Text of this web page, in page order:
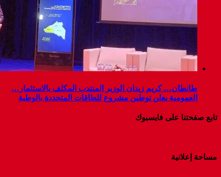
طانطان… كريم زيدان الوزير المنتدب المكلف بالاستثمار…
العمومية يعلن توطين مشروع للطاقات المتجددة بالوطية
تابع صفحتنا على فايسبوك
مساحة إعلانية